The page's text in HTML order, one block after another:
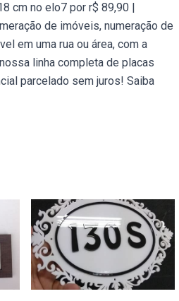
cm no elo7 por r$ 89,90 |
de imóveis, numeração de
em uma rua ou área, com a
linha completa de placas
parcelado sem juros! Saiba